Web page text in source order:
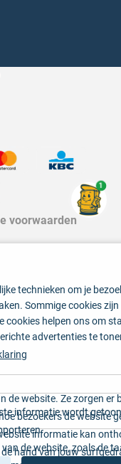
voorwaarden
technieken om je
Sommige cookies
cookies helpen ons om
advertenties te
de website. Ze zorgen er
informatie wordt
bezoekers de website
informatie kan
de website, zoals de
hand van jouw
1